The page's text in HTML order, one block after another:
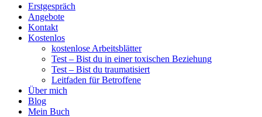
Erstgespräch
Angebote
Kontakt
Kostenlos
kostenlose Arbeitsblätter
Test – Bist du in einer toxischen Beziehung
Test – Bist du traumatisiert
Leitfaden für Betroffene
Über mich
Blog
Mein Buch